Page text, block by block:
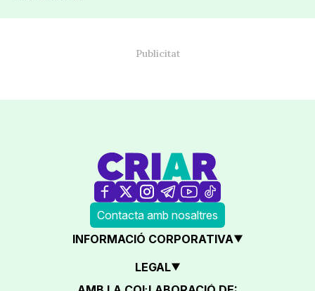
Contacta amb nosaltres
INFORMACIÓ CORPORATIVA
LEGAL